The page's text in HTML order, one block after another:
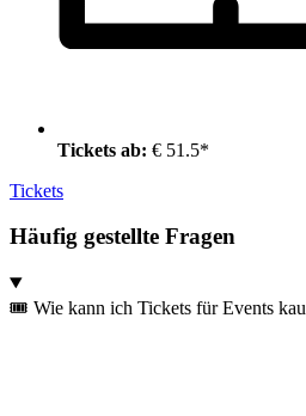
Tickets ab: € 51.5*
Tickets
Häufig gestellte Fragen
🎟️ Wie kann ich Tickets für Events